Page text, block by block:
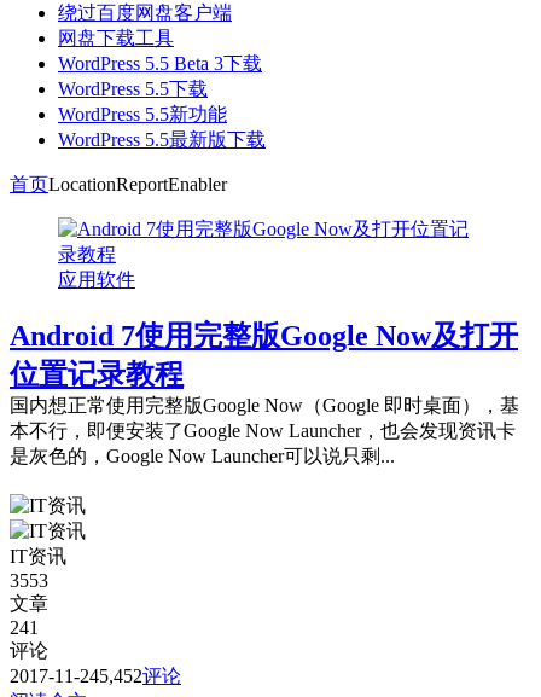
绕过百度网盘客户端
网盘下载工具
WordPress 5.5 Beta 3下载
WordPress 5.5下载
WordPress 5.5新功能
WordPress 5.5最新版下载
首页LocationReportEnabler
应用软件
Android 7使用完整版Google Now及打开
位置记录教程
国内想正常使用完整版Google Now（Google 即时桌面），基
本不行，即便安装了Google Now Launcher，也会发现资讯卡
是灰色的，Google Now Launcher可以说只剩...
IT资讯
3553
文章
241
评论
2017-11-245,452评论